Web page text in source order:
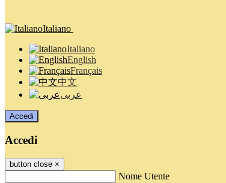
Italiano
Italiano
English
Français
中文
عربى
Accedi
Accedi
button close ×
Nome Utente